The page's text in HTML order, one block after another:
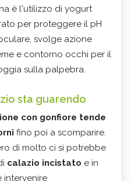
è l'utilizzo di yogurt
per proteggere il pH
svolge azione
e contorno occhi per il
sulla palpebra.
sta guarendo
con gonfiore tende
fino poi a scomparire.
di molto ci si potrebbe
calazio incistato e in
intervenire